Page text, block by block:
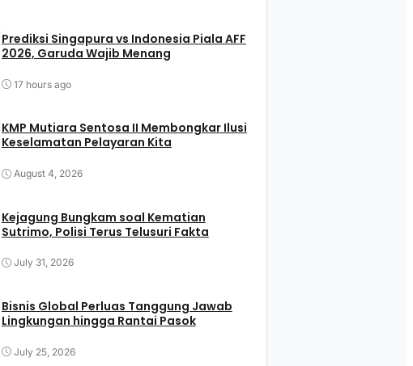
Prediksi Singapura vs Indonesia Piala AFF
2026, Garuda Wajib Menang
17 hours ago
KMP Mutiara Sentosa II Membongkar Ilusi
Keselamatan Pelayaran Kita
August 4, 2026
Kejagung Bungkam soal Kematian
Sutrimo, Polisi Terus Telusuri Fakta
July 31, 2026
Bisnis Global Perluas Tanggung Jawab
Lingkungan hingga Rantai Pasok
July 25, 2026